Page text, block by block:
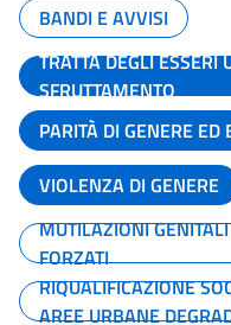
BANDI E AVVISI
TRATTA DEGLI ESSERI
SFRUTTAMENTO
PARITÀ DI GENERE
VIOLENZA DI GENERE
MUTILAZIONI
FORZATI
RIQUALIFICAZIONE
AREE URBANE